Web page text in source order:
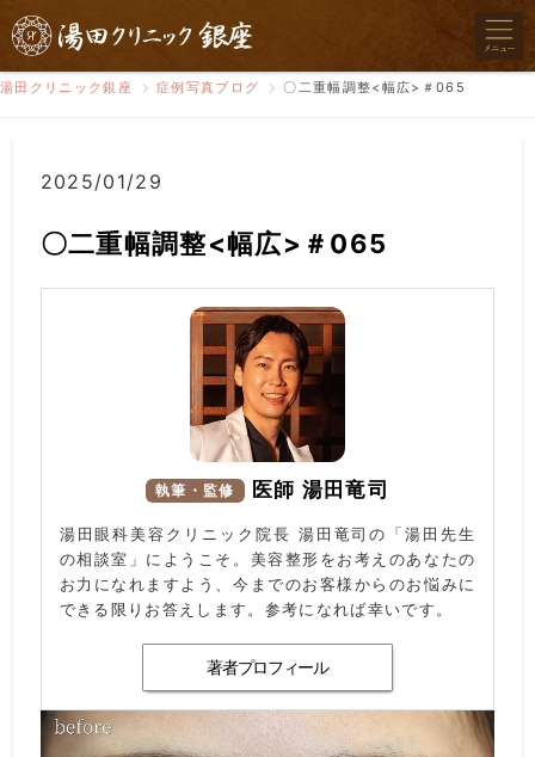
湯田クリニック銀座 症例写真ブログ 〇二重幅調整<幅広>＃065
2025/01/29
〇二重幅調整<幅広>＃065
執筆・監修 医師 湯田竜司
湯田眼科美容クリニック院長 湯田竜司の「湯田先生
の相談室」にようこそ。美容整形をお考えのあなたの
お力になれますよう、今までのお客様からのお悩みに
できる限りお答えします。参考になれば幸いです。
著者プロフィール